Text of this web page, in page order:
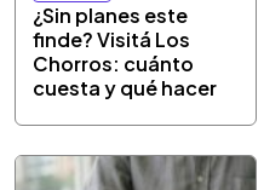
¿Sin planes este
finde? Visitá Los
Chorros: cuánto
cuesta y qué hacer